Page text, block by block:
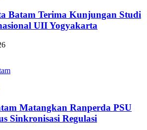
Batam Terima Kunjungan Studi
UII Yogyakarta
Matangkan Ranperda PSU
Sinkronisasi Regulasi